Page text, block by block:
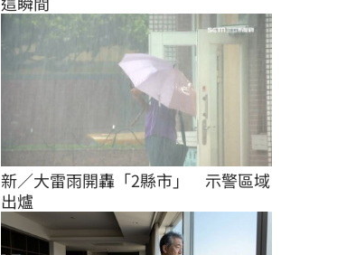
新／大雷雨開轟「2縣市」　示警區域
出爐